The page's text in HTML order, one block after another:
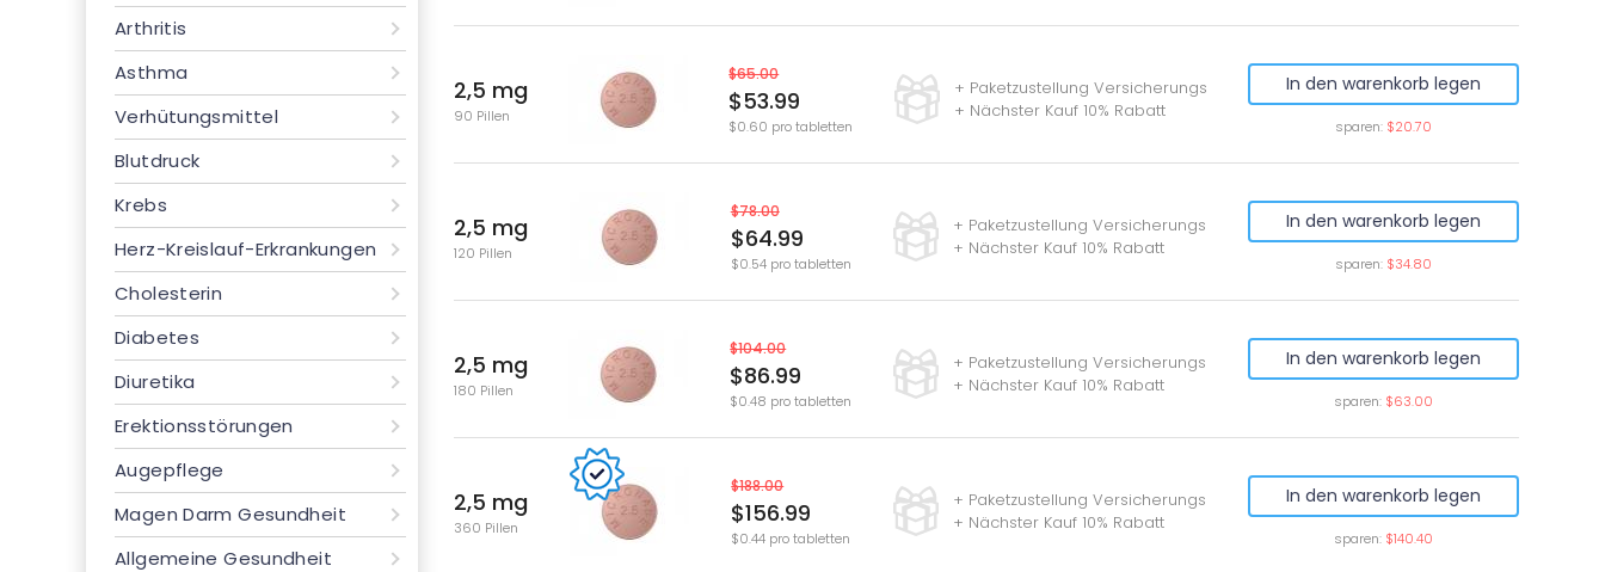
Arthritis
Asthma
Verhütungsmittel
Blutdruck
Krebs
Herz-Kreislauf-Erkrankungen
Cholesterin
Diabetes
Diuretika
Erektionsstörungen
Augepflege
Magen Darm Gesundheit
Allgemeine Gesundheit
2,5 mg
90 Pillen
+ Paketzustellung Versicherungs
+ Nächster Kauf 10% Rabatt
$65.00
$53.99
$0.60 pro tabletten
In den warenkorb legen
sparen: $20.70
2,5 mg
120 Pillen
+ Paketzustellung Versicherungs
+ Nächster Kauf 10% Rabatt
$78.00
$64.99
$0.54 pro tabletten
In den warenkorb legen
sparen: $34.80
2,5 mg
180 Pillen
+ Paketzustellung Versicherungs
+ Nächster Kauf 10% Rabatt
$104.00
$86.99
$0.48 pro tabletten
In den warenkorb legen
sparen: $63.00
2,5 mg
360 Pillen
+ Paketzustellung Versicherungs
+ Nächster Kauf 10% Rabatt
$188.00
$156.99
$0.44 pro tabletten
In den warenkorb legen
sparen: $140.40